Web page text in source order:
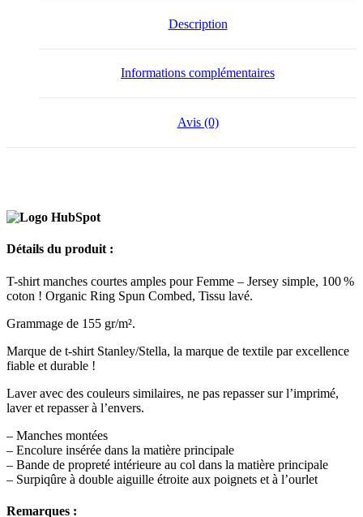
Description
Informations complémentaires
Avis (0)
Détails du produit :
T-shirt manches courtes amples pour Femme – Jersey simple, 100 %
coton ! Organic Ring Spun Combed, Tissu lavé.
Grammage de 155 gr/m².
Marque de t-shirt Stanley/Stella, la marque de textile par excellence
fiable et durable !
Laver avec des couleurs similaires, ne pas repasser sur l’imprimé,
laver et repasser à l’envers.
– Manches montées
– Encolure insérée dans la matière principale
– Bande de propreté intérieure au col dans la matière principale
– Surpiqûre à double aiguille étroite aux poignets et à l’ourlet
Remarques :